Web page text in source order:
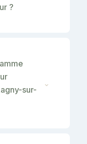
?
sur-
⌄